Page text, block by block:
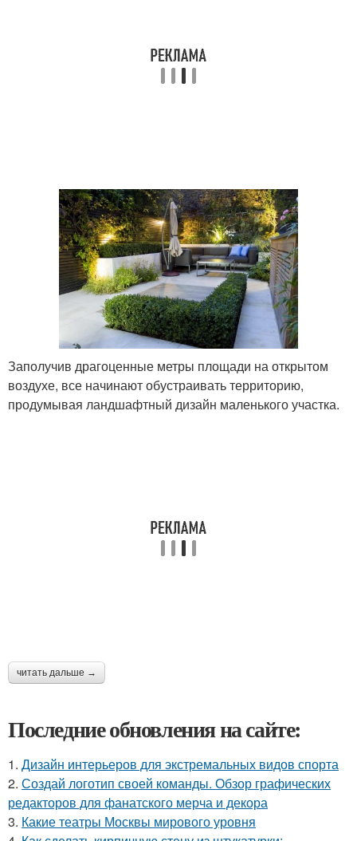
Заполучив драгоценные метры площади на открытом
воздухе, все начинают обустраивать территорию,
продумывая ландшафтный дизайн маленького участка.
читать дальше →
Последние обновления на сайте:
1. Дизайн интерьеров для экстремальных видов спорта
2. Создай логотип своей команды. Обзор графических
редакторов для фанатского мерча и декора
3. Какие театры Москвы мирового уровня